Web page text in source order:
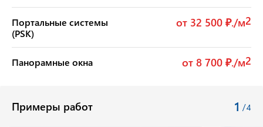
Портальные системы
(PSK)
от 32 500 ₽./м2
Панорамные окна от 8 700 ₽./м2
Примеры работ 1 /4